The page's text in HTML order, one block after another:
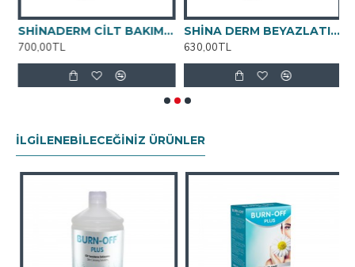
SHİNADERM CİLT BAKIM VE ÇATLAK KREMİ 100ml
700,00TL
SHİNA DERM BEYAZLATICI KREM 100ML
630,00TL
İLGILENEBILECEĞINIZ ÜRÜNLER